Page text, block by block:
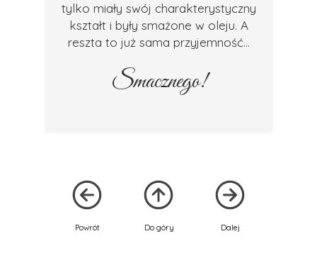
Do góry Dalej
Powrót
tylko miały swój charakterystyczny
kształt i były smażone w oleju. A
reszta to już sama przyjemność...
Smacznego!